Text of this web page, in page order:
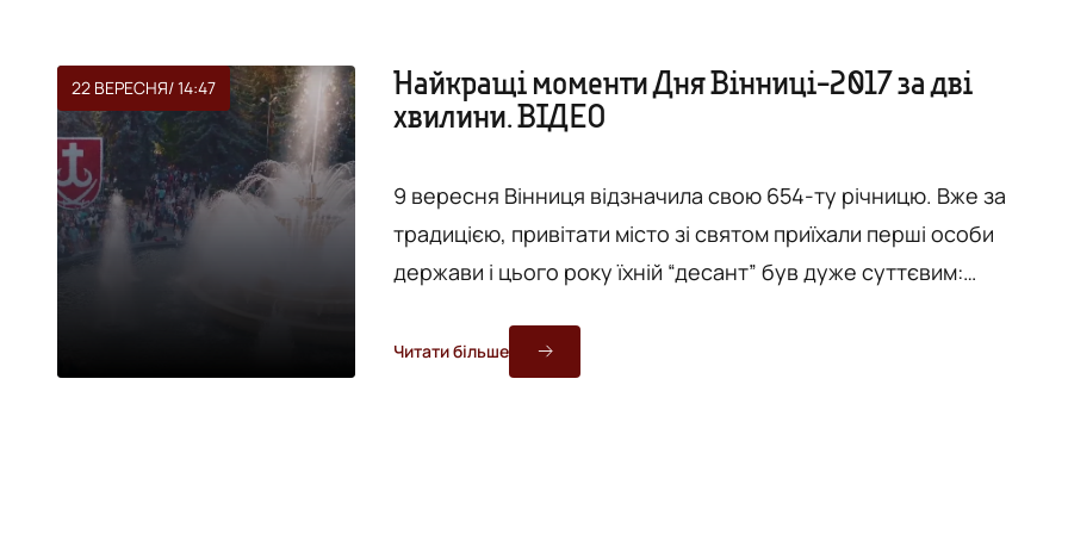
22 ВЕРЕСНЯ/ 14:47
Найкращі моменти Дня Вінниці-2017 за дві
хвилини. ВІДЕО
9 вересня Вінниця відзначила свою 654-ту річницю. Вже за
традицією, привітати місто зі святом приїхали перші особи
держави і цього року їхній “десант” був дуже суттєвим:
Адміністрації Президента, а до того ж – маса іноземних делегацій,
українських міністрів та депутатів. Як Вінниця святкувала День
Читати більше